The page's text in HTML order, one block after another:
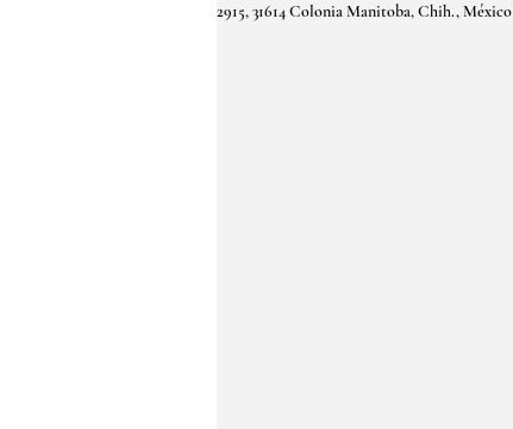
2915, 31614 Colonia Manitoba, Chih., México